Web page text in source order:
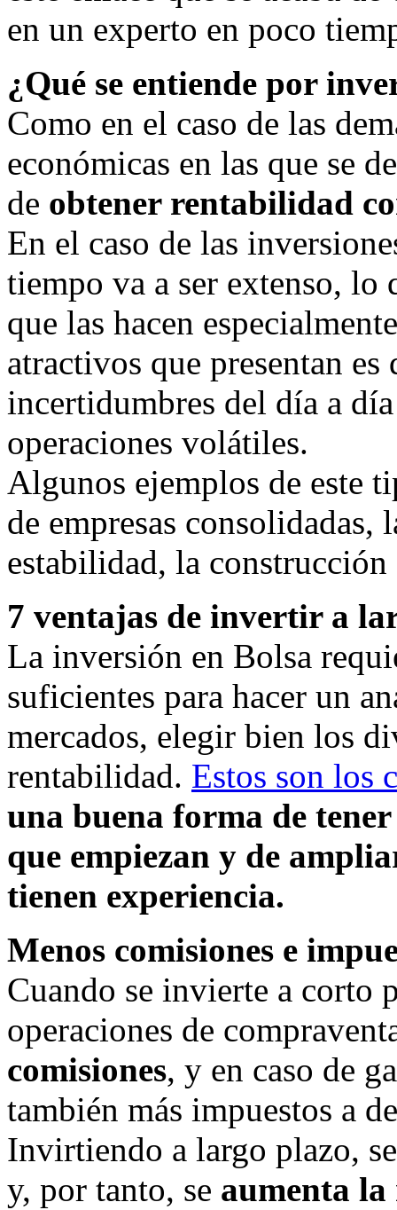
en un experto en poco
¿Qué se entiende por
Como en el caso de las
económicas en las que se
de obtener rentabilidad
En el caso de las
tiempo va a ser extenso, lo
que las hacen
atractivos que presentan
incertidumbres del día a
operaciones volátiles.
Algunos ejemplos de este
de empresas consolidadas,
estabilidad, la
7 ventajas de invertir a
La inversión en Bolsa
suficientes para hacer un
mercados, elegir bien los
rentabilidad. Estos son los
una buena forma de
que empiezan y de
tienen experiencia.
Menos comisiones e
Cuando se invierte a corto
operaciones de
comisiones, y en caso de
también más impuestos a
Invirtiendo a largo plazo,
y, por tanto, se aumenta